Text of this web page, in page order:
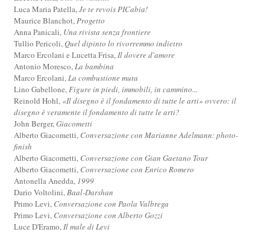
Luca Maria Patella,Je te revois PICabia!
Maurice Blanchot,Progetto
Anna Panicali, Una rivista senza frontiere
Tullio Pericoli,Quel dipinto lo rivorremmo indietro
Marco Ercolani e Lucetta Frisa,Il dovere d'amore
Antonio Moresco,La bambina
Marco Ercolani,La combustione muta
Lino Gabellone,Figure in piedi, immobili, in cammino...
Reinold Hohl, «Il disegno è il fondamento di tutte le arti» ovvero: il
disegno è veramente il fondamento di tutte le arti?
John Berger,Giacometti
Alberto Giacometti, Conversazione con Marianne Adelmann: photo-
finish
Alberto Giacometti, Conversazione con Gian Gaetano Tour
Alberto Giacometti, Conversazione con Enrico Romero
Antonella Anedda, 1999
Dario Voltolini,Baal-Darshan
Primo Levi, Conversazione con Paola Valbrega
Primo Levi, Conversazione con Alberto Gozzi
Luce D'Eramo,Il male di Levi